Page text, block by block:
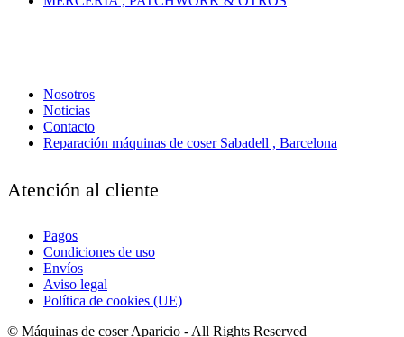
Nosotros
Noticias
Contacto
Reparación máquinas de coser Sabadell , Barcelona
Atención al cliente
Pagos
Condiciones de uso
Envíos
Aviso legal
Política de cookies (UE)
© Máquinas de coser Aparicio - All Rights Reserved